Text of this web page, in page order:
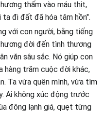
thấm vào máu thịt,
ta đi đất đã hóa tâm hồn".
với con người, bằng tiếng
đời đến tình thương
văn sâu sắc. Nó giúp con
hàng trăm cuộc đời khác,
Ta vừa quên mình, vừa tìm
Ai không xúc động trước
đông lạnh giá, quẹt từng